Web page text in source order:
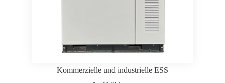
Kommerzielle und industrielle ESS